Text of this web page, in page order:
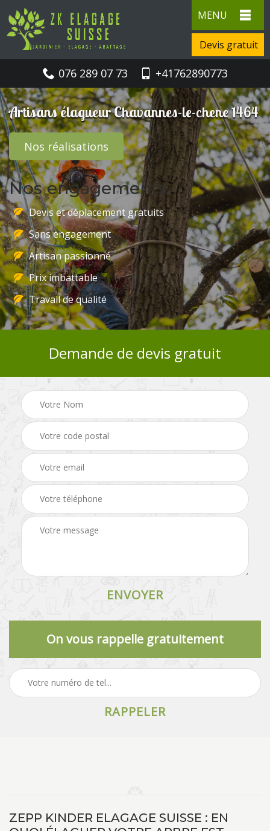
MENU
Devis gratuit
076 289 07 73 +41762890773
Artisans élagueur Chavannes-le-chene 1464
Nos réalisations
Nos engagements
Devis et déplacement gratuits
Sans engagement
Artisan passionné
Prix imbattable
Travail de qualité
Demande de devis gratuit
On vous rappelle gratuitement
ZEPP KINDER ELAGAGE SUISSE : EN